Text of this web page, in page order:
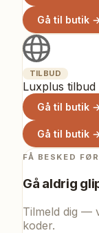
Gå til butik
TILBUD
Luxplus tilbud
Gå til butik
Gå til butik
FÅ BESKED
Gå aldrig
Tilmeld dig —
koder.